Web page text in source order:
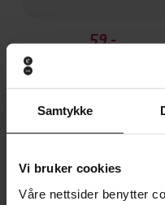
Samtykke
Vi bruker cookies
Våre nettsider benytter
59,-
Andre har også